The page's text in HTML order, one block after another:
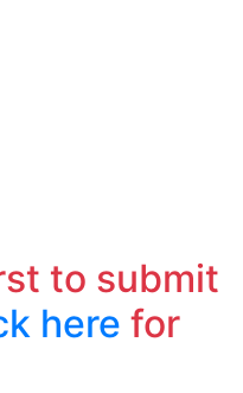
to submit
here for